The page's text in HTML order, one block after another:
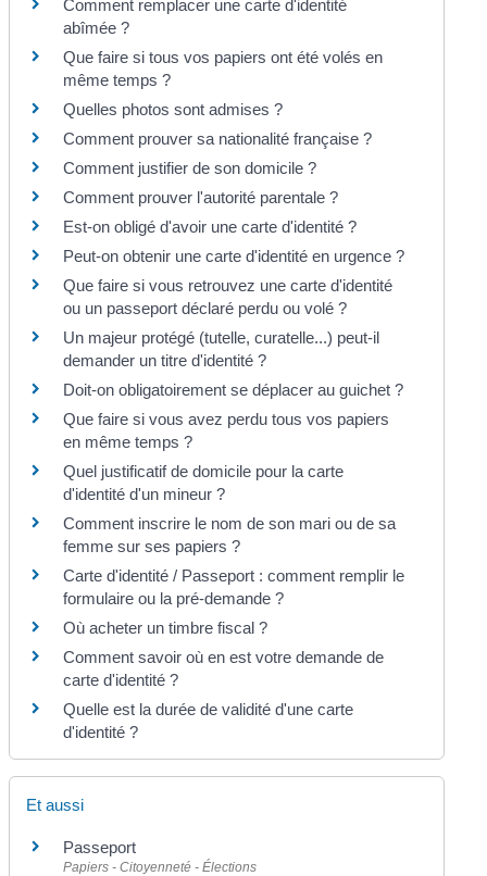
Comment remplacer une carte d'identité
abîmée ?
Que faire si tous vos papiers ont été volés en
même temps ?
Quelles photos sont admises ?
Comment prouver sa nationalité française ?
Comment justifier de son domicile ?
Comment prouver l'autorité parentale ?
Est-on obligé d'avoir une carte d'identité ?
Peut-on obtenir une carte d'identité en urgence ?
Que faire si vous retrouvez une carte d'identité
ou un passeport déclaré perdu ou volé ?
Un majeur protégé (tutelle, curatelle...) peut-il
demander un titre d'identité ?
Doit-on obligatoirement se déplacer au guichet ?
Que faire si vous avez perdu tous vos papiers
en même temps ?
Quel justificatif de domicile pour la carte
d'identité d'un mineur ?
Comment inscrire le nom de son mari ou de sa
femme sur ses papiers ?
Carte d'identité / Passeport : comment remplir le
formulaire ou la pré-demande ?
Où acheter un timbre fiscal ?
Comment savoir où en est votre demande de
carte d'identité ?
Quelle est la durée de validité d'une carte
d'identité ?
Et aussi
Passeport
Papiers - Citoyenneté - Élections